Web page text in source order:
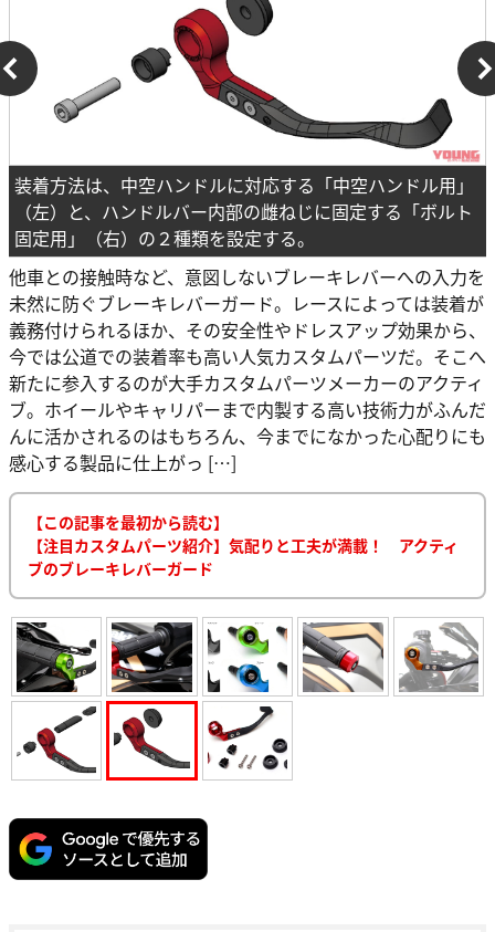
装着方法は、中空ハンドルに対応する「中空ハンドル用」
（左）と、ハンドルバー内部の雌ねじに固定する「ボルト
固定用」（右）の２種類を設定する。
他車との接触時など、意図しないブレーキレバーへの入力を
未然に防ぐブレーキレバーガード。レースによっては装着が
義務付けられるほか、その安全性やドレスアップ効果から、
今では公道での装着率も高い人気カスタムパーツだ。そこへ
新たに参入するのが大手カスタムパーツメーカーのアクティ
ブ。ホイールやキャリパーまで内製する高い技術力がふんだ
んに活かされるのはもちろん、今までになかった心配りにも
感心する製品に仕上がっ […]
【この記事を最初から読む】
【注目カスタムパーツ紹介】気配りと工夫が満載！ アクティ
ブのブレーキレバーガード